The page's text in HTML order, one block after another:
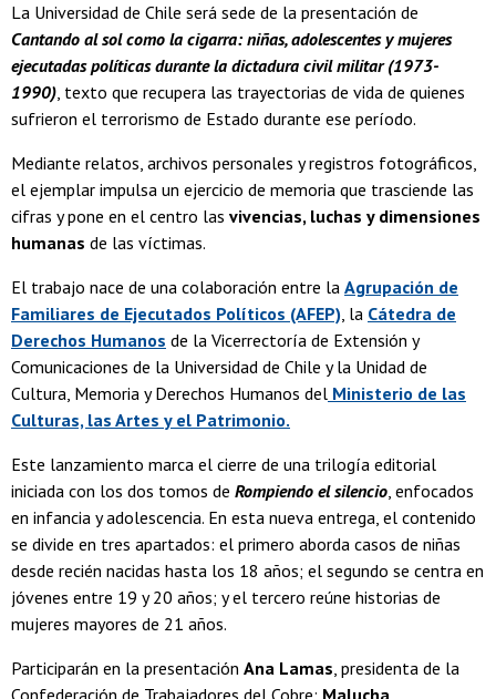
La Universidad de Chile será sede de la presentación de
Cantando al sol como la cigarra: niñas, adolescentes y mujeres
ejecutadas políticas durante la dictadura civil militar (1973-
1990), texto que recupera las trayectorias de vida de quienes
sufrieron el terrorismo de Estado durante ese período.
Mediante relatos, archivos personales y registros fotográficos,
el ejemplar impulsa un ejercicio de memoria que trasciende las
cifras y pone en el centro las vivencias, luchas y dimensiones
humanas de las víctimas.
El trabajo nace de una colaboración entre la Agrupación de
Familiares de Ejecutados Políticos (AFEP), la Cátedra de
Derechos Humanos de la Vicerrectoría de Extensión y
Comunicaciones de la Universidad de Chile y la Unidad de
Cultura, Memoria y Derechos Humanos del Ministerio de las
Culturas, las Artes y el Patrimonio.
Este lanzamiento marca el cierre de una trilogía editorial
iniciada con los dos tomos de Rompiendo el silencio, enfocados
en infancia y adolescencia. En esta nueva entrega, el contenido
se divide en tres apartados: el primero aborda casos de niñas
desde recién nacidas hasta los 18 años; el segundo se centra en
jóvenes entre 19 y 20 años; y el tercero reúne historias de
mujeres mayores de 21 años.
Participarán en la presentación Ana Lamas, presidenta de la